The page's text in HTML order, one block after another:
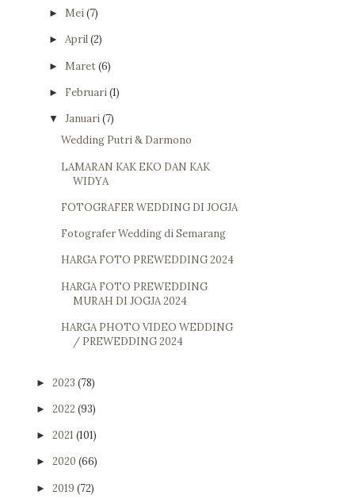
► Mei(7)
► April(2)
► Maret(6)
► Februari(1)
▼ Januari(7)
Wedding Putri & Darmono
LAMARAN KAK EKO DAN KAK
WIDYA
FOTOGRAFER WEDDING DI JOGJA
Fotografer Wedding di Semarang
HARGA FOTO PREWEDDING 2024
HARGA FOTO PREWEDDING
MURAH DI JOGJA 2024
HARGA PHOTO VIDEO WEDDING
/ PREWEDDING 2024
► 2023 (78)
► 2022 (93)
► 2021 (101)
► 2020 (66)
► 2019 (72)